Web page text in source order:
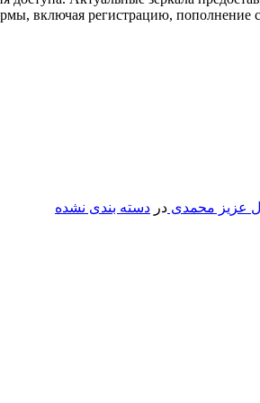
включая регистрацию, пополнение
عزیز محمدی در دسته بندی نشده